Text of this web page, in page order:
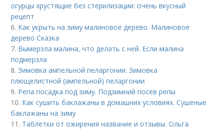
огурцы хрустящие без стерилизации: очень вкусный
рецепт
6. Как укрыть на зиму малиновое дерево. Малиновое
дерево Сказка
7. Вымерзла малина, что делать с ней. Если малина
подмерзла
8.Зимовка ампельной пеларгонии. Зимовка
плющелистной (ампельной) пеларгонии
9. Репа посадка под зиму. Подзимний посев репы
10. Как сушить баклажаны в домашних условиях. Сушеные
баклажаны на зиму
11. Таблетки от ожирения название и отзывы. Ольга